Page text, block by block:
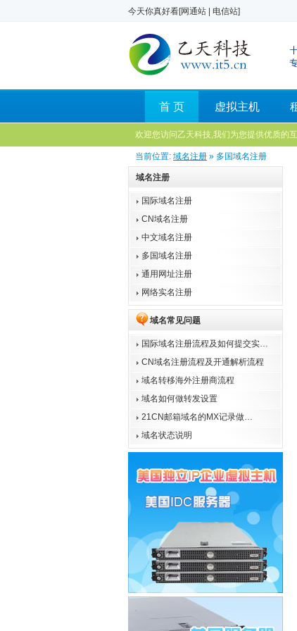
今天你真好看[网通站 电信站]
首 页 虚拟主机
欢迎您访问乙天科技,我们为您提供优质的
当前位置: 域名注册 » 多国域名注册
域名注册
国际域名注册
CN域名注册
中文域名注册
多国域名注册
通用网址注册
网络实名注册
域名常见问题
国际域名注册流程及如何提交实…
CN域名注册流程及开通解析流程
域名转移海外注册商流程
域名如何做转发设置
21CN邮箱域名的MX记录做…
域名状态说明